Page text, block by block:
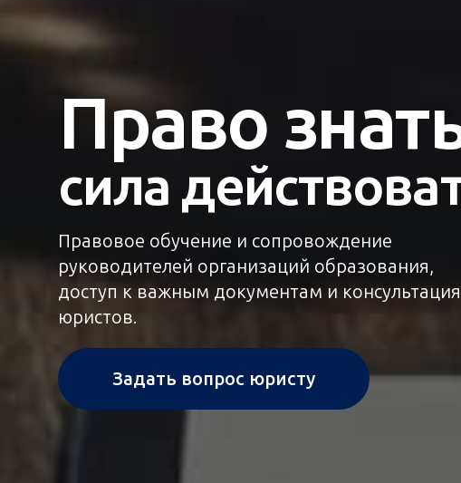
Право
сила
Правовое обучение и сопровождение
руководителей организаций образования,
доступ к важным документам и
юристов.
Задать вопрос юристу